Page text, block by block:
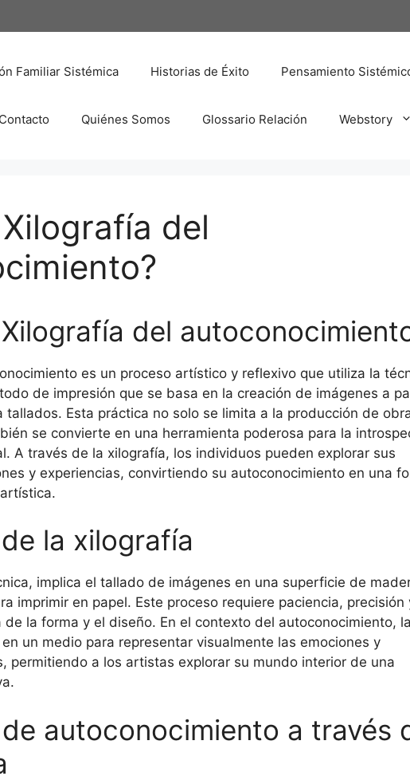
Familiar Sistémica Historias de Éxito Pensamiento
Contacto Quiénes Somos Glossario Relación Webstory
del
del
es un proceso artístico y reflexivo que utiliza la
de impresión que se basa en la creación de imágenes a
tallados. Esta práctica no solo se limita a la producción de
se convierte en una herramienta poderosa para la
A través de la xilografía, los individuos pueden explorar sus
y experiencias, convirtiendo su autoconocimiento en una
la xilografía
implica el tallado de imágenes en una superficie de
imprimir en papel. Este proceso requiere paciencia, precisión
la forma y el diseño. En el contexto del autoconocimiento, la
un medio para representar visualmente las emociones y
permitiendo a los artistas explorar su mundo interior de una
autoconocimiento a través